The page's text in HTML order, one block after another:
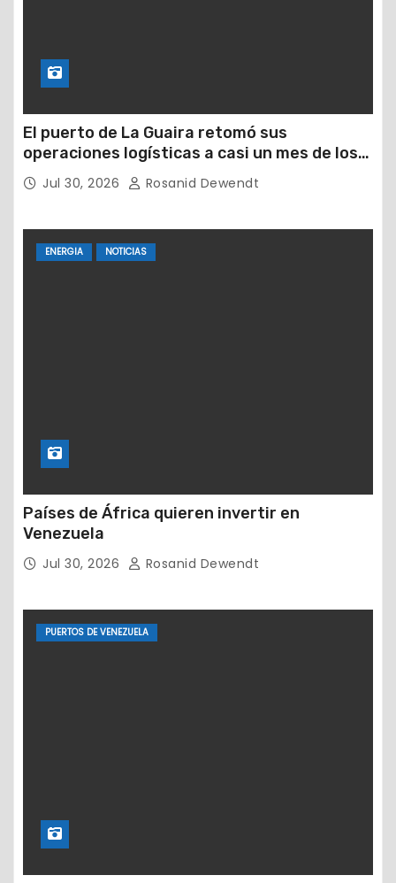
El puerto de La Guaira retomó sus
operaciones logísticas a casi un mes de los
devastadores terremotos
Jul 30, 2026 Rosanid Dewendt
ENERGIA NOTICIAS
Países de África quieren invertir en
Venezuela
Jul 30, 2026 Rosanid Dewendt
PUERTOS DE VENEZUELA